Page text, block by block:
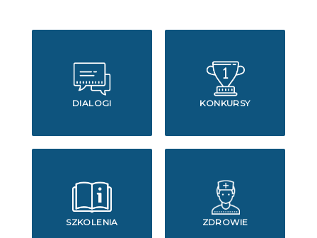
DIALOGI KONKURSY
SZKOLENIA ZDROWIE